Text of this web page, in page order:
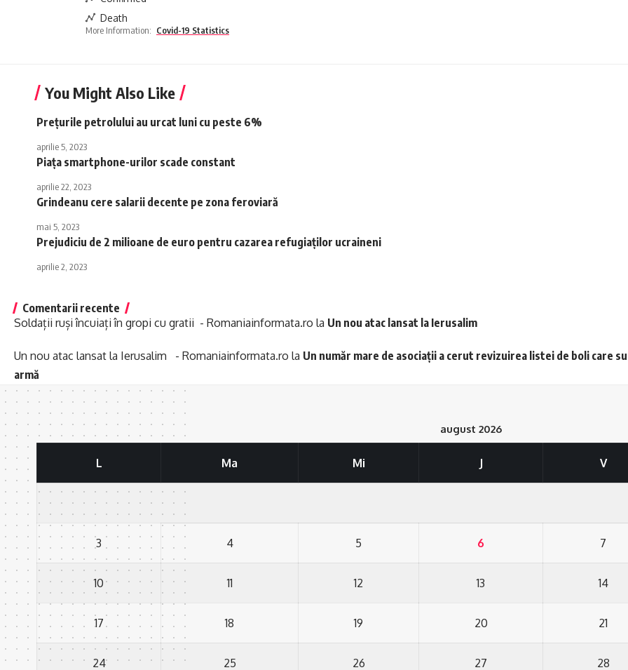
Death
More Information: Covid-19 Statistics
You Might Also Like
Preţurile petrolului au urcat luni cu peste 6%
aprilie 5, 2023
Piaţa smartphone-urilor scade constant
aprilie 22, 2023
Grindeanu cere salarii decente pe zona feroviară
mai 5, 2023
Prejudiciu de 2 milioane de euro pentru cazarea refugiaţilor ucraineni
aprilie 2, 2023
Comentarii recente
Soldații ruși încuiați în gropi cu gratii - Romaniainformata.ro la Un nou atac lansat la Ierusalim
Un nou atac lansat la Ierusalim - Romaniainformata.ro la Un număr mare de asociații a cerut revizuirea listei de boli care
armă
august 2026
L Ma Mi J V
3 4 5 6 7
10 11 12 13 14
17 18 19 20 21
24 25 26 27 28